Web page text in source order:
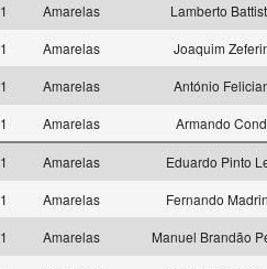
1 Amarelas
Lamberto
1 Amarelas
Joaquim
1 Amarelas
António
1 Amarelas Armando
1 Amarelas
Eduardo Pinto
1 Amarelas
Fernando
1 Amarelas
Manuel Brandão